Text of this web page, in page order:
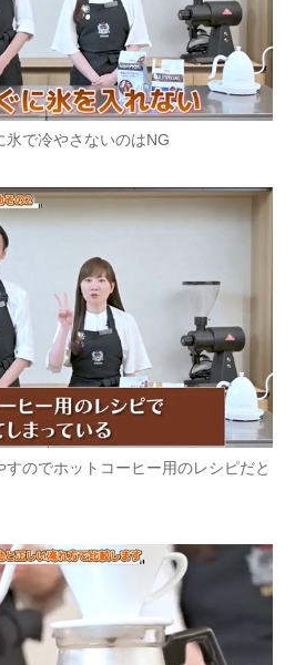
線
話題
氷で冷やさないのはNG
のでホットコーヒー用のレシピだと